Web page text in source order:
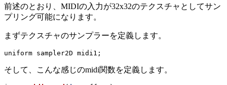
前述のとおり、MIDIの入力が32x32のテクスチャとしてサン
プリング可能になります。
まずテクスチャのサンプラーを定義します。
uniform sampler2D midi1 ;
そして、こんな感じのmidi関数を定義します。